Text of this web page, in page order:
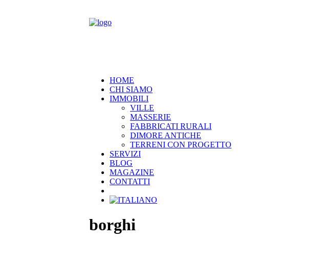
HOME
CHI SIAMO
IMMOBILI
VILLE
MASSERIE
FABBRICATI RURALI
DIMORE ANTICHE
TERRENI CON PROGETTO
SERVIZI
BLOG
MAGAZINE
CONTATTI
borghi